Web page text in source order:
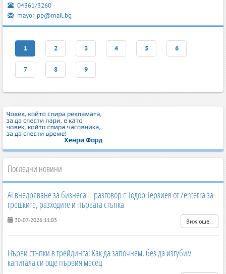
04361/3260
mayor_pb@mail.bg
1 2 3 4 5 6
7 8 9
Последни новини
AI внедряване за бизнеса – разговор с Тодор Терзиев от Zenterra за
грешките, разходите и първата стъпка
30-07-2026 11:03 Виж още..
Първи стъпки в трейдинга: Как да започнем, без да изгубим
капитала си още първия месец